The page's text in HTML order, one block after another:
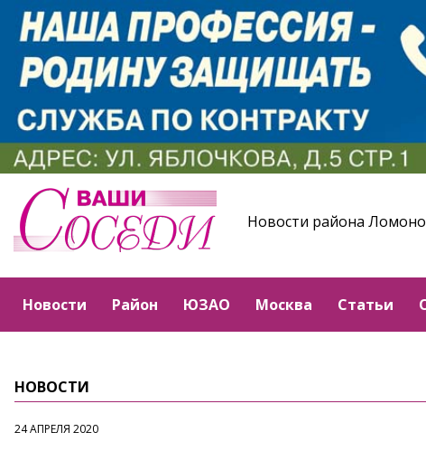
Новости района
Новости Район ЮЗАО Москва Статьи
НОВОСТИ
24 АПРЕЛЯ 2020